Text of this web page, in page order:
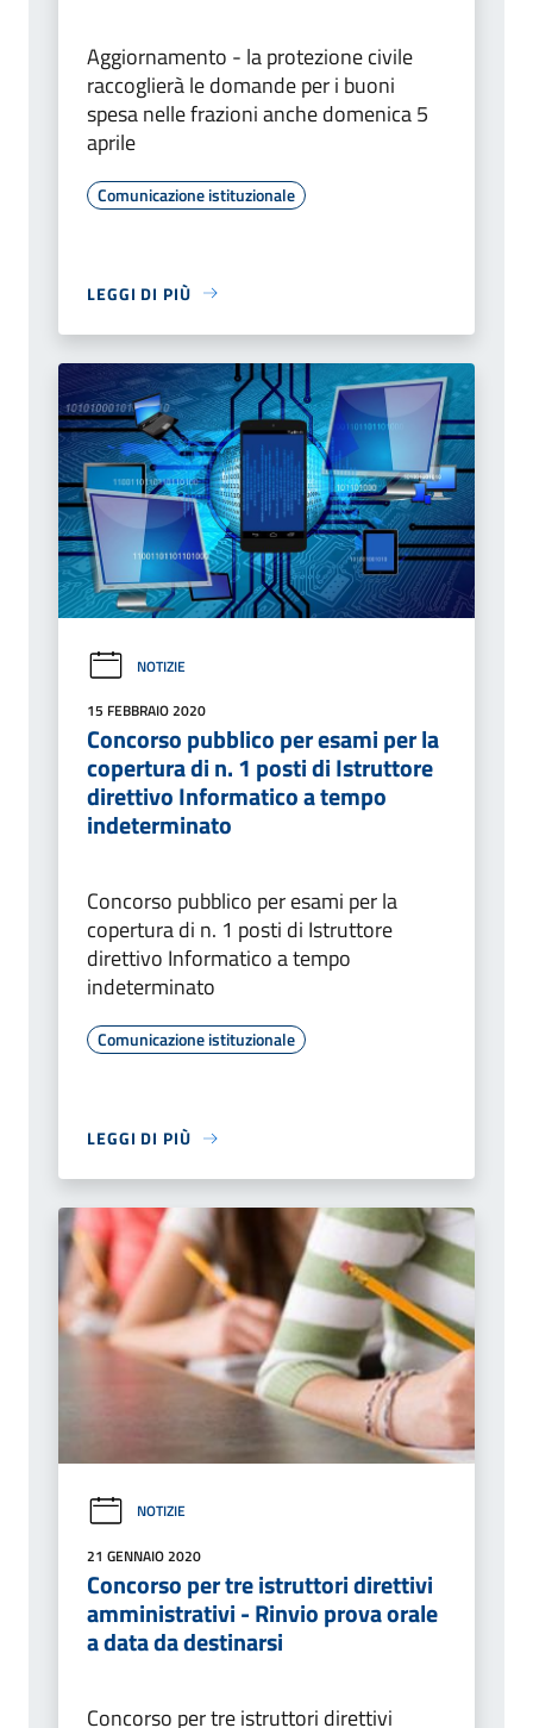
Aggiornamento - la protezione civile
raccoglierà le domande per i buoni
spesa nelle frazioni anche domenica 5
aprile
Comunicazione istituzionale
LEGGI DI PIÙ
NOTIZIE
15 FEBBRAIO 2020
Concorso pubblico per esami per la
copertura di n. 1 posti di Istruttore
direttivo Informatico a tempo
indeterminato
Concorso pubblico per esami per la
copertura di n. 1 posti di Istruttore
direttivo Informatico a tempo
indeterminato
Comunicazione istituzionale
LEGGI DI PIÙ
NOTIZIE
21 GENNAIO 2020
Concorso per tre istruttori direttivi
amministrativi - Rinvio prova orale
a data da destinarsi
Concorso per tre istruttori direttivi